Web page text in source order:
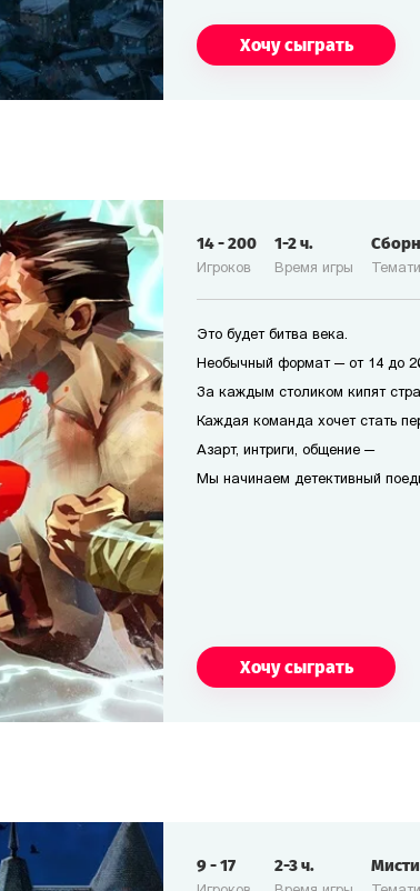
Хочу сыграть
Игроков
14-200
Время игры
1-2ч.
Это будет битва века.
Необычный формат — от 14 до
За каждым столиком кипят
Каждая команда хочет стать
Азарт, интриги, общение —
Мы начинаем детективный
Хочу сыграть
9-17 2-3ч.